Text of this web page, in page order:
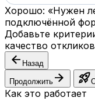
Хорошо: «Нужен
подключённой
Добавьте
качество
arrow_back Назад
Продолжить arrow_forward rocket_launch
Как это работает